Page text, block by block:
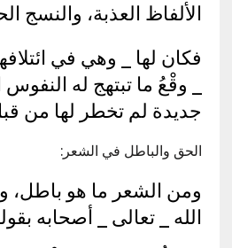
الألفاظ العذبة، والنسج
فكان لها _ وهي في
_ وقْعُ ما تبتهج له النفوس
جديدة لم تخطر لها من
الحق والباطل في الشعر:
ومن الشعر ما هو
الله _ تعالى _ أصحابه